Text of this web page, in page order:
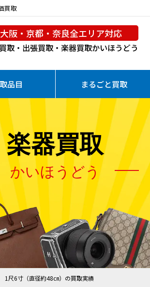
買取
大阪・京都・奈良全エリア対応
取・出張買取・楽器買取かいほうどう
品目 まるごと買取
楽器買取
かいほうどう
6寸（直径約48㎝）の買取実績